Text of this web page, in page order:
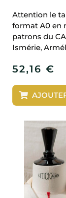
Attention le
format A0 en
patrons du
Ismérie,
52,16 €